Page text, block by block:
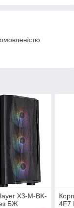
X3-M-BK-
БЖ
4F7